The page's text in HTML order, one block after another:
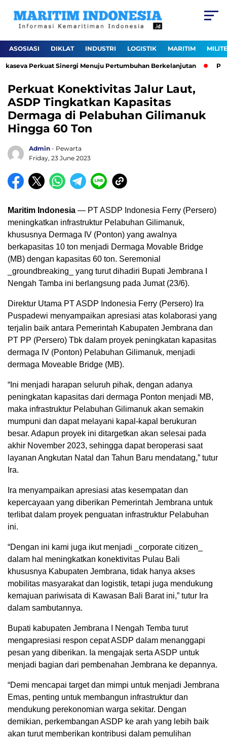
ASOSIASI DIKLAT INDUSTRI LOGISTIK MARITIM
Perkuat Sinergi Menuju Pertumbuhan Berkelanjutan
Perkuat Konektivitas Jalur Laut,
ASDP Tingkatkan Kapasitas
Dermaga di Pelabuhan Gilimanuk
Hingga 60 Ton
Admin - Pewarta
Friday, 23 June 2023
Maritim Indonesia — PT ASDP Indonesia Ferry (Persero)
meningkatkan infrastruktur Pelabuhan Gilimanuk,
khususnya Dermaga IV (Ponton) yang awalnya
berkapasitas 10 ton menjadi Dermaga Movable Bridge
(MB) dengan kapasitas 60 ton. Seremonial
_groundbreaking_ yang turut dihadiri Bupati Jembrana I
Nengah Tamba ini berlangsung pada Jumat (23/6).
Direktur Utama PT ASDP Indonesia Ferry (Persero) Ira
Puspadewi menyampaikan apresiasi atas kolaborasi yang
terjalin baik antara Pemerintah Kabupaten Jembrana dan
PT PP (Persero) Tbk dalam proyek peningkatan kapasitas
dermaga IV (Ponton) Pelabuhan Gilimanuk, menjadi
dermaga Moveable Bridge (MB).
“Ini menjadi harapan seluruh pihak, dengan adanya
peningkatan kapasitas dari dermaga Ponton menjadi MB,
maka infrastruktur Pelabuhan Gilimanuk akan semakin
mumpuni dan dapat melayani kapal-kapal berukuran
besar. Adapun proyek ini ditargetkan akan selesai pada
akhir November 2023, sehingga dapat beroperasi saat
layanan Angkutan Natal dan Tahun Baru mendatang,” tutur
Ira.
Ira menyampaikan apresiasi atas kesempatan dan
kepercayaan yang diberikan Pemerintah Jembrana untuk
terlibat dalam proyek penguatan infrastruktur Pelabuhan
ini.
“Dengan ini kami juga ikut menjadi _corporate citizen_
dalam hal meningkatkan konektivitas Pulau Bali
khususnya Kabupaten Jembrana, tidak hanya akses
mobilitas masyarakat dan logistik, tetapi juga mendukung
kemajuan pariwisata di Kawasan Bali Barat ini,” tutur Ira
dalam sambutannya.
Bupati kabupaten Jembrana I Nengah Temba turut
mengapresiasi respon cepat ASDP dalam menanggapi
pesan yang diberikan. Ia mengajak serta ASDP untuk
menjadi bagian dari pembenahan Jembrana ke depannya.
“Demi mencapai target dan mimpi untuk menjadi Jembrana
Emas, penting untuk membangun infrastruktur dan
mendukung perekonomian warga sekitar. Dengan
demikian, perkembangan ASDP ke arah yang lebih baik
akan turut memberikan kontribusi dalam pemulihan